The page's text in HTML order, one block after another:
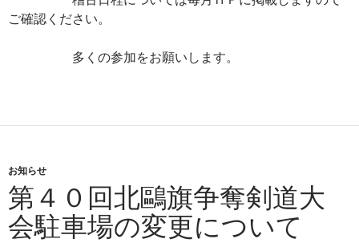
ご確認ください。
多くの参加をお願いします。
お知らせ
第４０回北鷗旗争奪剣道大
会駐車場の変更について